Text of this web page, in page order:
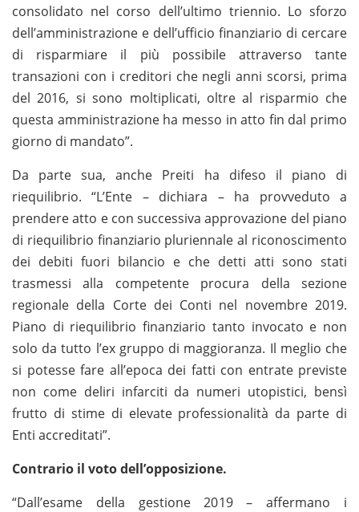
consolidato nel corso dell’ultimo triennio. Lo sforzo
dell’amministrazione e dell’ufficio finanziario di cercare
di risparmiare il più possibile attraverso tante
transazioni con i creditori che negli anni scorsi, prima
del 2016, si sono moltiplicati, oltre al risparmio che
questa amministrazione ha messo in atto fin dal primo
giorno di mandato”.
Da parte sua, anche Preiti ha difeso il piano di
riequilibrio. “L’Ente – dichiara – ha provveduto a
prendere atto e con successiva approvazione del piano
di riequilibrio finanziario pluriennale al riconoscimento
dei debiti fuori bilancio e che detti atti sono stati
trasmessi alla competente procura della sezione
regionale della Corte dei Conti nel novembre 2019.
Piano di riequilibrio finanziario tanto invocato e non
solo da tutto l’ex gruppo di maggioranza. Il meglio che
si potesse fare all’epoca dei fatti con entrate previste
non come deliri infarciti da numeri utopistici, bensì
frutto di stime di elevate professionalità da parte di
Enti accreditati”.
Contrario il voto dell’opposizione.
“Dall’esame della gestione 2019 – affermano i